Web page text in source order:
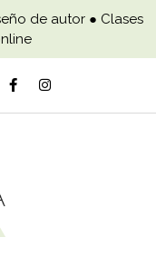
de autor ● Clases